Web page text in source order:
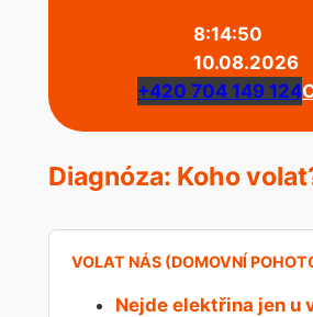
8:14:50
10.08.2026
+420 704 149 124
Diagnóza: Koho
Nejde elektřina jen u